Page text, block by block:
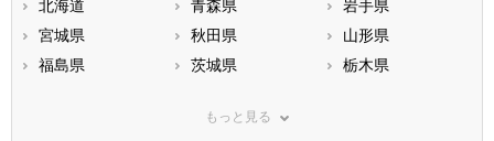
北海道 青森県
岩手県
宮城県
秋田県
山形県
福島県
茨城県
栃木県
神奈川県
もっと見る